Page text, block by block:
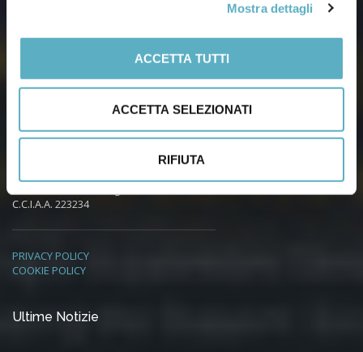
Mostra dettagli
ACCETTA TUTTI
ACCETTA SELEZIONATI
RIFIUTA
Via Agnini, 76
41037 Mirandola (Modena) – Italy
– Fax: 0535 26021
Email:info@infodoc.it
Dati aziendali
C.C.I.A.A. 223234
PRIVACY POLICY
COOKIE POLICY
Ultime Notizie